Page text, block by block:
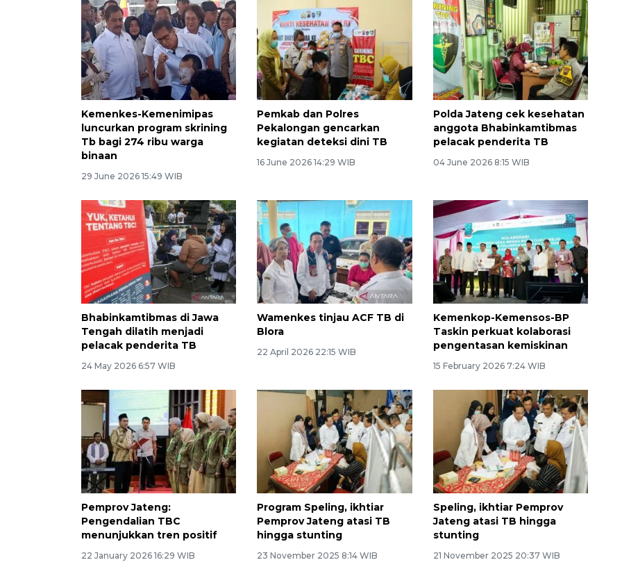
Kemenkes-Kemenimipas
luncurkan program skrining
Tb bagi 274 ribu warga
binaan
29 June 2026 15:49 WIB
Pemkab dan Polres
Pekalongan gencarkan
kegiatan deteksi dini TB
16 June 2026 14:29 WIB
Polda Jateng cek kesehatan
anggota Bhabinkamtibmas
pelacak penderita TB
04 June 2026 8:15 WIB
Bhabinkamtibmas di Jawa
Tengah dilatih menjadi
pelacak penderita TB
24 May 2026 6:57 WIB
Wamenkes tinjau ACF TB di
Blora
22 April 2026 22:15 WIB
Kemenkop-Kemensos-BP
Taskin perkuat kolaborasi
pengentasan kemiskinan
15 February 2026 7:24 WIB
Pemprov Jateng:
Pengendalian TBC
menunjukkan tren positif
22 January 2026 16:29 WIB
Program Speling, ikhtiar
Pemprov Jateng atasi TB
hingga stunting
23 November 2025 8:14 WIB
Speling, ikhtiar Pemprov
Jateng atasi TB hingga
stunting
21 November 2025 20:37 WIB